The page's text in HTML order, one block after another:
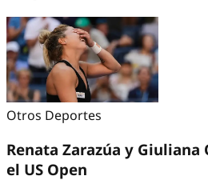
Otros Deportes
Renata Zarazúa y Giuliana
el US Open